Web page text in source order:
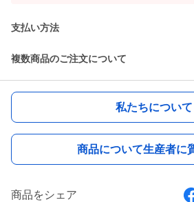
支払い方法
複数商品のご注文について
私たちについて
商品について生産者に
商品をシェア